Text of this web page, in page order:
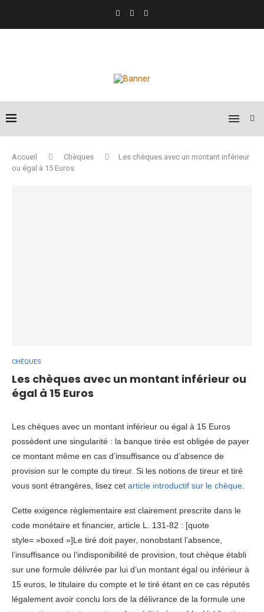
Accueil Chèques
Les chèques avec un montant inférieur
ou égal à 15 Euros
CHÈQUES
Les chèques avec un montant inférieur ou
égal à 15 Euros
Les chèques avec un montant inférieur ou égal à 15 Euros
possèdent une singularité : la banque tirée est obligée de payer
ce montant même en cas d’insuffisance ou d’absence de
provision sur le compte du tireur. Si les notions de tireur et tiré
vous sont étrangères, lisez cet article introductif sur le chèque
Cette exigence règlementaire est clairement prescrite dans le
code monétaire et financier, article L. 131-82 : [quote
style= »boxed »]Le tiré doit payer, nonobstant l’absence,
l’insuffisance ou l’indisponibilité de provision, tout chèque établi
sur une formule délivrée par lui d’un montant égal ou inférieur à
15 euros, le titulaire du compte et le tiré étant en ce cas réputés
légalement avoir conclu lors de la délivrance de la formule une